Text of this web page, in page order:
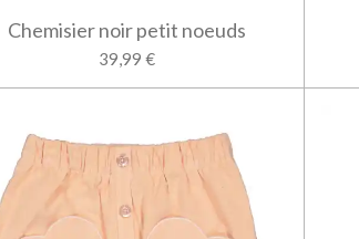
Chemisier noir petit noeuds
39,99 €